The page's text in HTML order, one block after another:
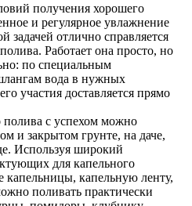
получения хорошего
и регулярное увлажнение
задачей отлично справляется
Работает она просто, но
по специальным
вода в нужных
участия доставляется прямо
полива с успехом можно
и закрытом грунте, на даче,
Используя широкий
для капельного
капельную ленту,
поливать практически